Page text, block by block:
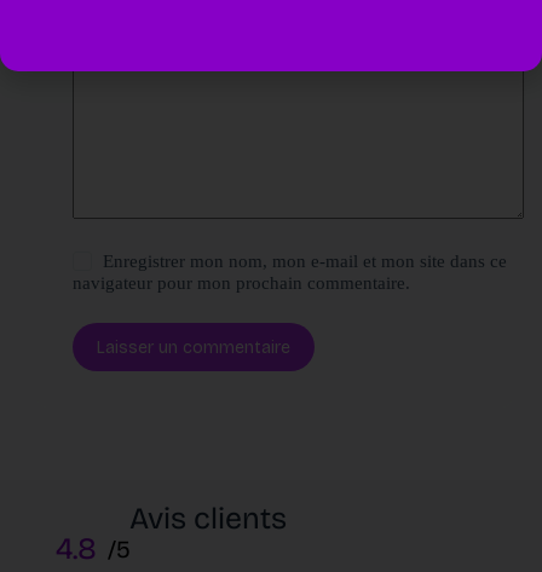
Enregistrer mon nom, mon e-mail et mon site dans ce
navigateur pour mon prochain commentaire.
Laisser un commentaire
Avis clients
4.8 /5